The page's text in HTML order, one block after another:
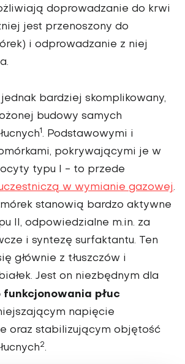
doprowadzanie do krwi
jest przenoszony do
i odprowadzanie z niej
bardziej skomplikowany,
budowy samych
1. Podstawowymi i
pokrywającymi je w
typu I - to przede
w wymianie gazowej.
stanowią bardzo aktywne
II, odpowiedzialne m.in. za
i syntezę surfaktantu. Ten
głównie z tłuszczów i
Jest on niezbędnym dla
funkcjonowania płuc
napięcie
oraz stabilizującym objętość
2.